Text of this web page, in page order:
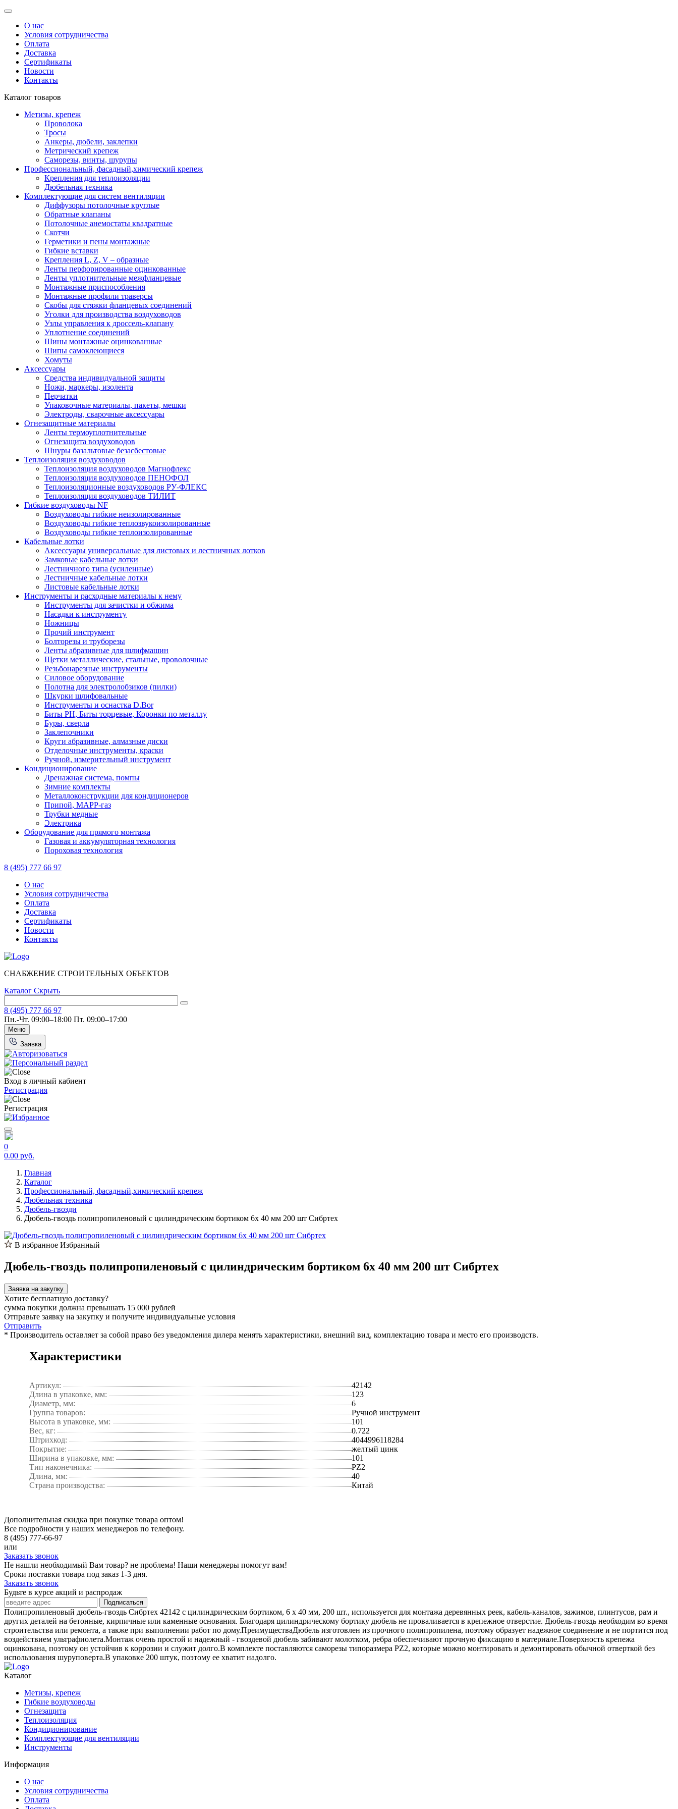
О нас
Условия сотрудничества
Оплата
Доставка
Сертификаты
Новости
Контакты
Каталог товаров
Метизы, крепеж
Проволока
Тросы
Анкеры, дюбели, заклепки
Метрический крепеж
Саморезы, винты, шурупы
Профессиональный, фасадный,химический крепеж
Крепления для теплоизоляции
Дюбельная техника
Комплектующие для систем вентиляции
Диффузоры потолочные круглые
Обратные клапаны
Потолочные анемостаты квадратные
Скотчи
Герметики и пены монтажные
Гибкие вставки
Крепления L, Z, V – образные
Ленты перфорированные оцинкованные
Ленты уплотнительные межфланцевые
Монтажные приспособления
Монтажные профили траверсы
Скобы для стяжки фланцевых соединений
Уголки для производства воздуховодов
Узлы управления к дроссель-клапану
Уплотнение соединений
Шины монтажные оцинкованные
Шипы самоклеющиеся
Хомуты
Аксессуары
Средства индивидуальной защиты
Ножи, маркеры, изолента
Перчатки
Упаковочные материалы, пакеты, мешки
Электроды, сварочные аксессуары
Огнезащитные материалы
Ленты термоуплотнительные
Огнезащита воздуховодов
Шнуры базальтовые безасбестовые
Теплоизоляция воздуховодов
Теплоизоляция воздуховодов Магнофлекс
Теплоизоляция воздуховодов ПЕНОФОЛ
Теплоизоляционные воздуховодов РУ-ФЛЕКС
Теплоизоляция воздуховодов ТИЛИТ
Гибкие воздуховоды NF
Воздуховоды гибкие неизолированные
Воздуховоды гибкие теплозвукоизолированные
Воздуховоды гибкие теплоизолированные
Кабельные лотки
Аксессуары универсальные для листовых и лестничных лотков
Замковые кабельные лотки
Лестничного типа (усиленные)
Лестничные кабельные лотки
Листовые кабельные лотки
Инструменты и расходные материалы к нему
Инструменты для зачистки и обжима
Насадки к инструменту
Ножницы
Прочий инструмент
Болторезы и труборезы
Ленты абразивные для шлифмашин
Щетки металлические, стальные, проволочные
Резьбонарезные инструменты
Силовое оборудование
Полотна для электролобзиков (пилки)
Шкурки шлифовальные
Инструменты и оснастка D.Bor
Биты PH, Биты торцевые, Коронки по металлу
Буры, сверла
Заклепочники
Круги абразивные, алмазные диски
Отделочные инструменты, краски
Ручной, измерительный инструмент
Кондиционирование
Дренажная система, помпы
Зимние комплекты
Металлоконструкции для кондиционеров
Припой, МАРР-газ
Трубки медные
Электрика
Оборудование для прямого монтажа
Газовая и аккумуляторная технология
Пороховая технология
8 (495) 777 66 97
О нас
Условия сотрудничества
Оплата
Доставка
Сертификаты
Новости
Контакты
СНАБЖЕНИЕ СТРОИТЕЛЬНЫХ ОБЪЕКТОВ
Каталог Скрыть
8 (495) 777 66 97
Пн.-Чт. 09:00–18:00 Пт. 09:00–17:00
Меню
Заявка
Вход в личный кабиент
Регистрация
Регистрация
0
0.00 руб.
Главная
Каталог
Профессиональный, фасадный,химический крепеж
Дюбельная техника
Дюбель-гвозди
Дюбель-гвоздь полипропиленовый с цилиндрическим бортиком 6х 40 мм 200 шт Сибртех
В избранное Избранный
Дюбель-гвоздь полипропиленовый с цилиндрическим бортиком 6х 40 мм 200 шт Сибртех
Заявка на закупку
Хотите бесплатную доставку?
сумма покупки должна превышать 15 000 рублей
Отправьте заявку на закупку и получите индивидуальные условия
Отправить
* Производитель оставляет за собой право без уведомления дилера менять характеристики, внешний вид, комплектацию товара и место его производств.
Характеристики
Артикул:
42142
Длина в упаковке, мм:
123
Диаметр, мм:
6
Группа товаров:
Ручной инструмент
Высота в упаковке, мм:
101
Вес, кг:
0.722
Штрихкод:
4044996118284
Покрытие:
желтый цинк
Ширина в упаковке, мм:
101
Тип наконечника:
PZ2
Длина, мм:
40
Страна производства:
Китай
Дополнительная скидка при покупке товара оптом!
Все подробности у наших менеджеров по телефону.
8 (495) 777-66-97
или
Заказать звонок
Не нашли необходимый Вам товар? не проблема! Наши менеджеры помогут вам!
Сроки поставки товара под заказ 1-3 дня.
Заказать звонок
Будьте в курсе акций и распродаж
Подписаться
Полипропиленовый дюбель-гвоздь Сибртех 42142 с цилиндрическим бортиком, 6 х 40 мм, 200 шт., используется для монтажа деревянных реек, кабель-каналов, зажимов, плинтусов, рам и
других деталей на бетонные, кирпичные или каменные основания. Благодаря цилиндрическому бортику дюбель не проваливается в крепежное отверстие. Дюбель-гвоздь необходим во время
строительства или ремонта, а также при выполнении работ по дому.ПреимуществаДюбель изготовлен из прочного полипропилена, поэтому образует надежное соединение и не портится под
воздействием ультрафиолета.Монтаж очень простой и надежный - гвоздевой дюбель забивают молотком, ребра обеспечивают прочную фиксацию в материале.Поверхность крепежа
оцинкована, поэтому он устойчив к коррозии и служит долго.В комплекте поставляются саморезы типоразмера PZ2, которые можно монтировать и демонтировать обычной отверткой без
использования шуруповерта.В упаковке 200 штук, поэтому ее хватит надолго.
Каталог
Метизы, крепеж
Гибкие воздуховоды
Огнезащита
Теплоизоляция
Кондиционирование
Комплектующие для вентиляции
Инструменты
Информация
О нас
Условия сотрудничества
Оплата